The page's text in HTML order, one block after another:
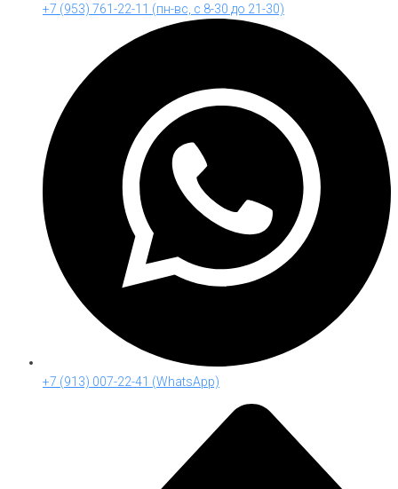
+7 (953) 761-22-11 (пн-вс, с 8-30 до 21-30)
+7 (913) 007-22-41 (WhatsApp)